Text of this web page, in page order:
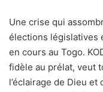
Une crise qui
élections législatives
en cours au Togo.
fidèle au prélat, veut
l’éclairage de Dieu